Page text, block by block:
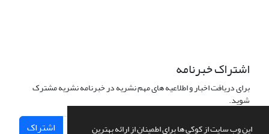
این وب سایت از کوکی ها برای اطمینان از ارائه بهترین
اشتراک خبرنامه
برای دریافت اخبار و اطلاعیه های مهم نشریه در خبرنامه نشریه مشترک
شوید.
اشتراک